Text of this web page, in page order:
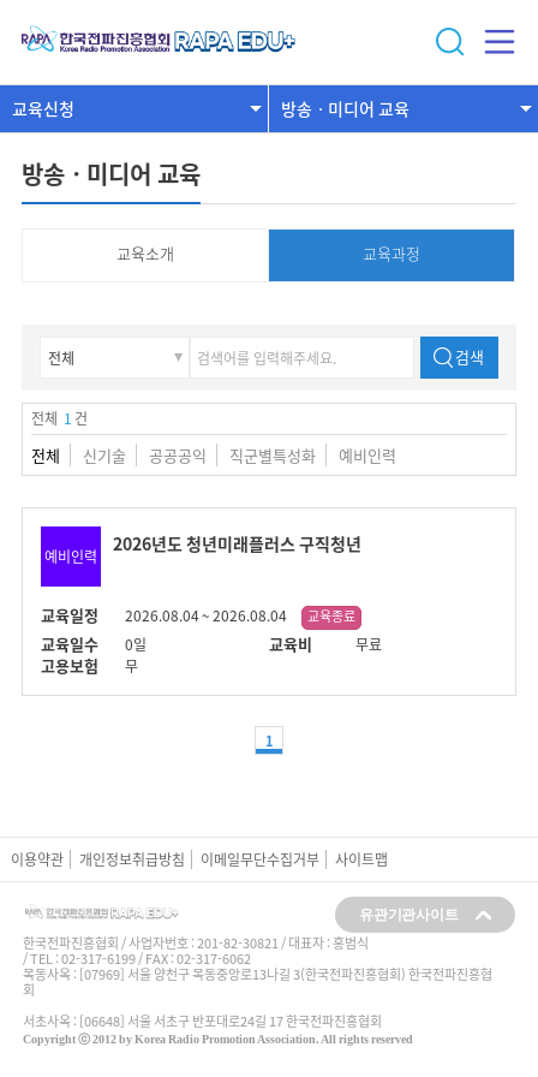
교육신청 방송ㆍ미디어 교육
방송ㆍ미디어 교육
교육소개 교육과정
검색
전체 1 건
전체 신기술 공공공익 직군별특성화 예비인력
예비인력
2026년도 청년미래플러스 구직청년
교육일정 2026.08.04 ~ 2026.08.04
교육일수 0일 교육비 무료
고용보험 무
1
이용약관 개인정보취급방침 이메일무단수집거부 사이트맵
유관기관사이트
한국전파진흥협회 / 사업자번호 :201-82-30821/ 대표자 : 홍범식
/ TEL : 02-317-6199 / FAX : 02-317-6062
목동사옥 : [07969] 서울 양천구 목동중앙로13나길 3(한국전파진흥협회) 한국전파진흥협
회
서초사옥 : [06648] 서울 서초구 반포대로24길 17 한국전파진흥협회
Copyright ⓒ 2012 by Korea Radio Promotion Association. All rights reserved